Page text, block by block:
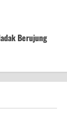
Berujung